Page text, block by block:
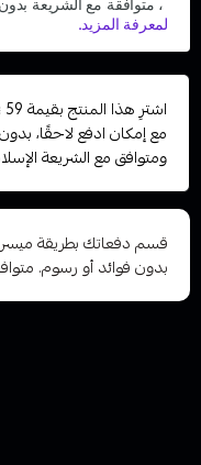
اشترِ هذا المنتج بقيمة 59
مع إمكان ادفع لاحقًا،
ومتوافق مع الشريعة
بدون فوائد أو رسوم.